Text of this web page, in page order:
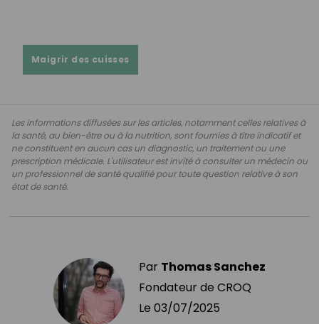
Maigrir des cuisses
Les informations diffusées sur les articles, notamment celles relatives à
la santé, au bien-être ou à la nutrition, sont fournies à titre indicatif et
ne constituent en aucun cas un diagnostic, un traitement ou une
prescription médicale. L'utilisateur est invité à consulter un médecin ou
un professionnel de santé qualifié pour toute question relative à son
état de santé.
Par Thomas Sanchez
Fondateur de CROQ
Le 03/07/2025